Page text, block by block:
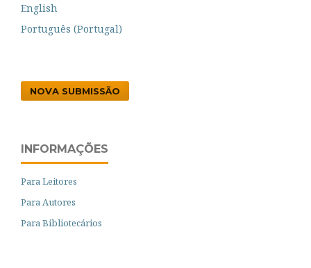
English
Português (Portugal)
NOVA SUBMISSÃO
INFORMAÇÕES
Para Leitores
Para Autores
Para Bibliotecários